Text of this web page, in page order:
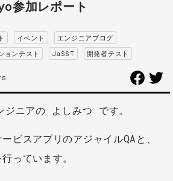
参加レポート
イベント
エンジニアブログ
ョンテスト JaSST 開発者テスト
ジニアの よしみつ です。
ビスアプリのアジャイルQAと、
っています。